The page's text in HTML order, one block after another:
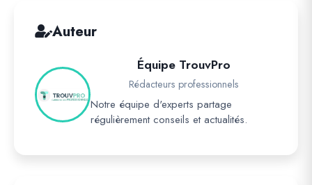
Auteur
Équipe TrouvPro
Rédacteurs professionnels
Notre équipe d'experts partage
régulièrement conseils et actualités.